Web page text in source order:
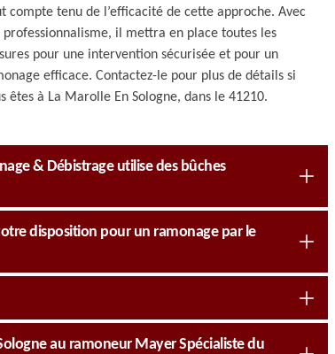
compte tenu de l’efficacité de cette approche. Avec
professionnalisme, il mettra en place toutes les
pour une intervention sécurisée et pour un
efficace. Contactez-le pour plus de détails si
êtes à La Marolle En Sologne, dans le 41210.
& Débistrage utilise des bûches
disposition pour un ramonage par le
au ramoneur Mayer Spécialiste du